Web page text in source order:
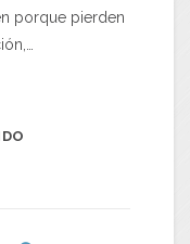
porque pierden